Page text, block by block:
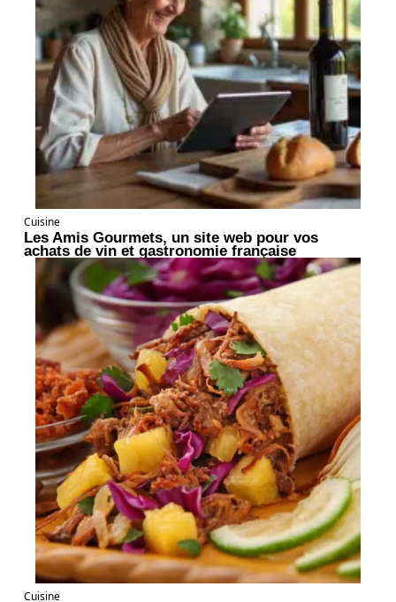
Cuisine
Les Amis Gourmets, un site web pour vos
achats de vin et gastronomie française
Cuisine